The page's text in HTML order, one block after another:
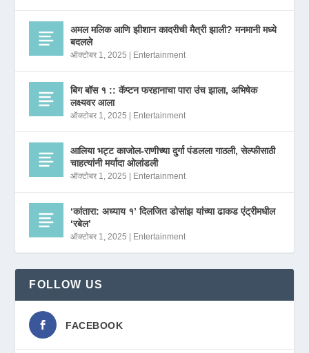
अमल मलिक आणि झीशान कादरीची मैत्री झाली? मनमानी मध्ये
बदलले
ऑक्टोबर 1, 2025 | Entertainment
बिग बॉस १ :: कॅप्टन फरहानाचा पारा उंच झाला, अभिषेक
लक्ष्यवर आला
ऑक्टोबर 1, 2025 | Entertainment
आलिया भट्ट काजोल-राणीच्या दुर्गा पंडलला गाठली, सेल्फीसाठी
चाहत्यांनी मर्यादा ओलांडली
ऑक्टोबर 1, 2025 | Entertainment
‘कांतारा: अध्याय १’ दिलजित डोसांझ यांच्या ढाकड एंट्रीमधील
‘रबेल’
ऑक्टोबर 1, 2025 | Entertainment
FOLLOW US
FACEBOOK